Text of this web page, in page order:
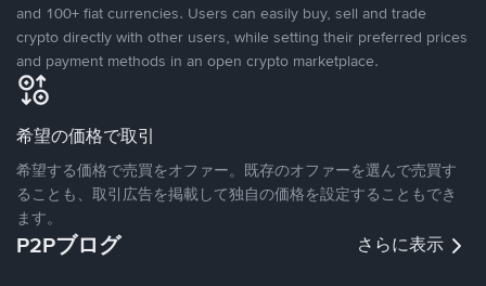
and 100+ fiat currencies. Users can easily buy, sell and trade
crypto directly with other users, while setting their preferred prices
and payment methods in an open crypto marketplace.
希望の価格で取引
希望する価格で売買をオファー。既存のオファーを選んで売買す
ることも、取引広告を掲載して独自の価格を設定することもでき
ます。
P2Pブログ さらに表示